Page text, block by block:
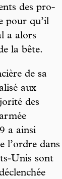
des pro-
pour qu’il
a alors
la bête.
de sa
aux
des
a ainsi
l’ordre dans
Unis sont